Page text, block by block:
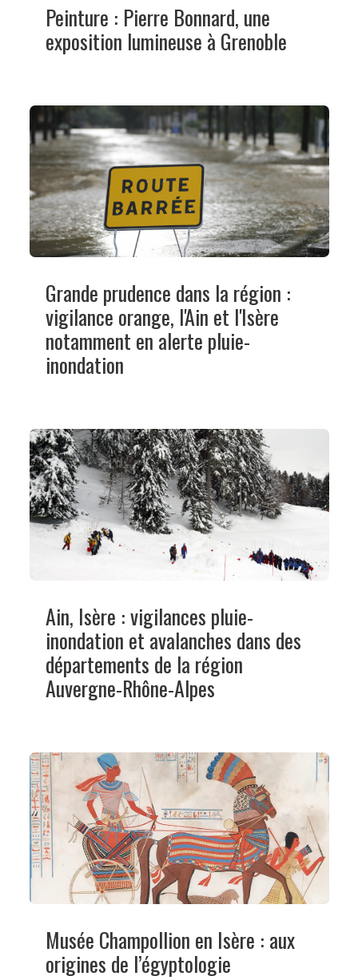
Peinture : Pierre Bonnard, une
exposition lumineuse à Grenoble
Grande prudence dans la région :
vigilance orange, l'Ain et l'Isère
notamment en alerte pluie-
inondation
Ain, Isère : vigilances pluie-
inondation et avalanches dans des
départements de la région
Auvergne-Rhône-Alpes
Musée Champollion en Isère : aux
origines de l’égyptologie